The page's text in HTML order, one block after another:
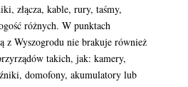
złącza, kable, rury, taśmy,
różnych. W punktach
z Wyszogrodu nie brakuje również
takich, jak: kamery,
domofony, akumulatory lub